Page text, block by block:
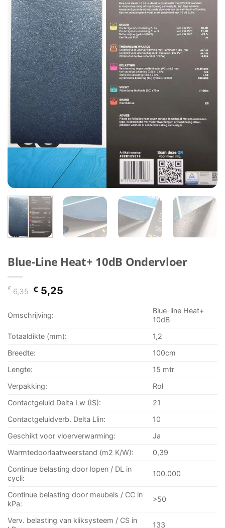
Blue-Line Heat+ 10dB Ondervloer
€6,35 Oorspronkelijke
was:
€ 6,35.
€5,25Huidige
Omschrijving:
Blue-line Heat+
10dB
Totaaldikte (mm):
1,2
Breedte:
100cm
Lengte:
15 mtr
Verpakking:
Rol
Contactgeluid Delta Lw (IS):
21
Contactgeluidverb. Delta Llin:
10
Geschikt voor vloerverwarming:
Ja
Warmtedoorlaatweerstand (m2 K/W):
0,39
Continue belasting door lopen / DL in
cycli:
100.000
Continue belasting door meubels / CC in
kPa:
>50
Verv. belasting van kliksysteem / CS in
133